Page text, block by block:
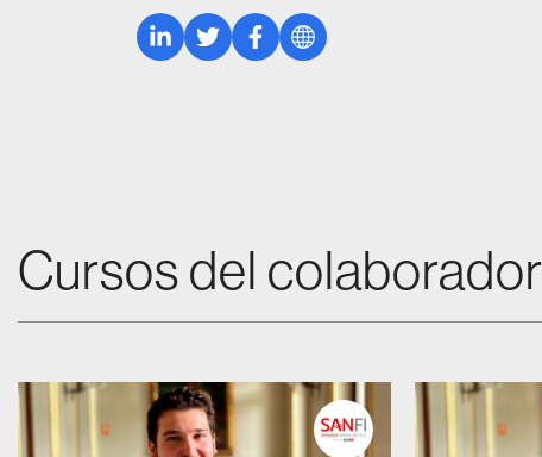
LinkedinTwitterFacebook
Web
Cursos del colaborador